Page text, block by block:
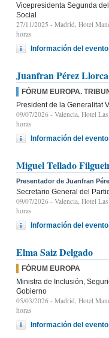
Vicepresidenta Segunda
Social
27/11/2025 - Madrid, Hotel
horas
Información del evento
Juanfran Pérez Llorca
FÓRUM EUROPA.
President de la Generalitat
09/07/2026 - Valencia, Hotel
horas
Información del evento
Miguel Tellado
Presentador de Juanfran
Secretario General del
09/07/2026 - Valencia, Hotel
horas
Información del evento
Elma Saiz Delgado
FÓRUM EUROPA
Ministra de Inclusión,
Gobierno
05/03/2026 - Madrid, Hotel
horas
Información del evento